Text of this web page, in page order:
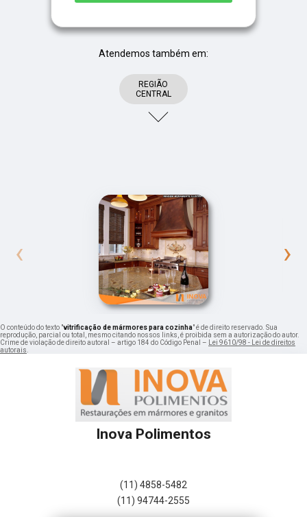
Atendemos também em:
REGIÃO
CENTRAL
‹ ›
O conteúdo do texto "vitrificação de mármores para cozinha" é de direito reservado. Sua
reprodução, parcial ou total, mesmo citando nossos links, é proibida sem a autorização do autor.
Crime de violação de direito autoral – artigo 184 do Código Penal –
Lei 9610/98 - Lei de direitos
autorais
Inova Polimentos
(11) 4858-5482
(11) 94744-2555